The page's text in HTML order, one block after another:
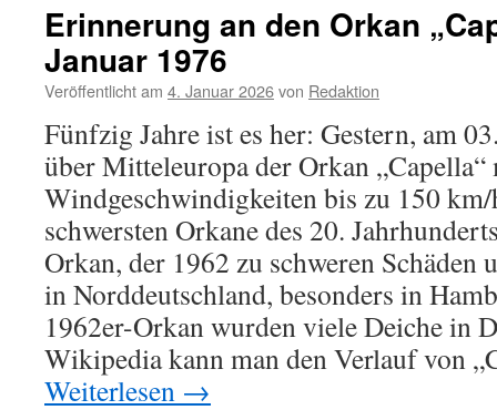
Erinnerung an den Orkan
Januar 1976
Veröffentlicht am 4. Januar 2026von Redaktion
Fünfzig Jahre ist es her: Gestern, am
über Mitteleuropa der Orkan „Capella“
Windgeschwindigkeiten bis zu 150 km/
schwersten Orkane des 20.
Orkan, der 1962 zu schweren Schäden
in Norddeutschland, besonders in
1962er-Orkan wurden viele Deiche in
Wikipedia kann man den Verlauf von
Weiterlesen →